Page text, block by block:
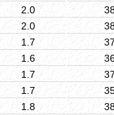
2.0
2.0
1.7
1.6
1.7
1.7
1.8